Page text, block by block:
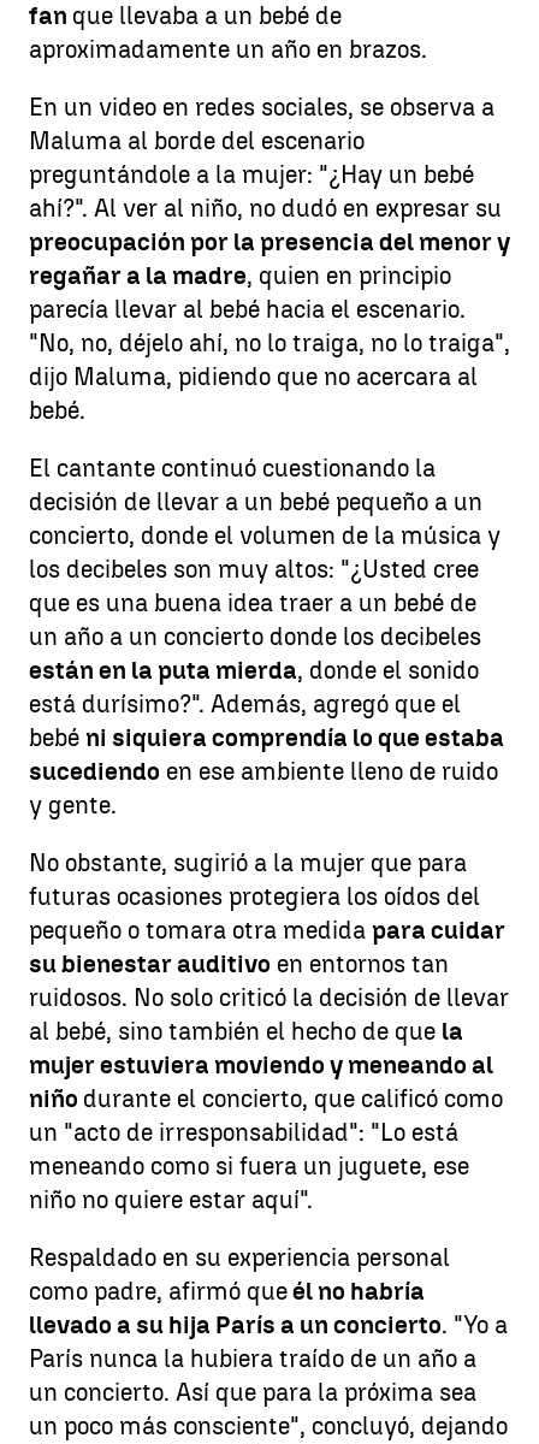
fan que llevaba a un bebé de
aproximadamente un año en brazos.
En un video en redes sociales, se observa a
Maluma al borde del escenario
preguntándole a la mujer: "¿Hay un bebé
ahí?". Al ver al niño, no dudó en expresar su
preocupación por la presencia del menor y
regañar a la madre, quien en principio
parecía llevar al bebé hacia el escenario.
"No, no, déjelo ahí, no lo traiga, no lo traiga",
dijo Maluma, pidiendo que no acercara al
bebé.
El cantante continuó cuestionando la
decisión de llevar a un bebé pequeño a un
concierto, donde el volumen de la música y
los decibeles son muy altos: "¿Usted cree
que es una buena idea traer a un bebé de
un año a un concierto donde los decibeles
están en la puta mierda, donde el sonido
está durísimo?". Además, agregó que el
bebé ni siquiera comprendía lo que estaba
sucediendo en ese ambiente lleno de ruido
y gente.
No obstante, sugirió a la mujer que para
futuras ocasiones protegiera los oídos del
pequeño o tomara otra medida para cuidar
su bienestar auditivo en entornos tan
ruidosos. No solo criticó la decisión de llevar
al bebé, sino también el hecho de que la
mujer estuviera moviendo y meneando al
niño durante el concierto, que calificó como
un "acto de irresponsabilidad": "Lo está
meneando como si fuera un juguete, ese
niño no quiere estar aquí".
Respaldado en su experiencia personal
como padre, afirmó queél no habría
llevado a su hija París a un concierto. "Yo a
París nunca la hubiera traído de un año a
un concierto. Así que para la próxima sea
un poco más consciente", concluyó, dejando